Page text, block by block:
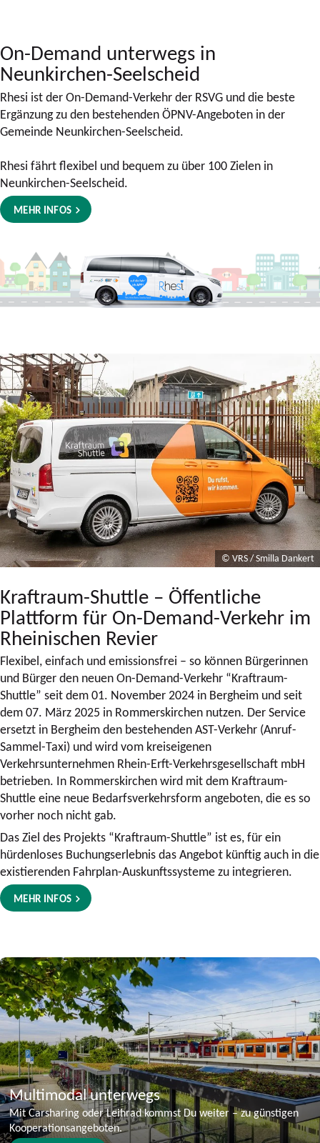
On-Demand unterwegs in
Neunkirchen-Seelscheid
Rhesi ist der On-Demand-Verkehr der RSVG und die beste
Ergänzung zu den bestehenden ÖPNV-Angeboten in der
Gemeinde Neunkirchen-Seelscheid.
Rhesi fährt flexibel und bequem zu über 100 Zielen in
Neunkirchen-Seelscheid.
MEHR INFOS
© VRS / Smilla Dankert
Kraftraum-Shuttle – Öffentliche
Plattform für On-Demand-Verkehr im
Rheinischen Revier
Flexibel, einfach und emissionsfrei – so können Bürgerinnen
und Bürger den neuen On-Demand-Verkehr “Kraftraum-
Shuttle” seit dem 01. November 2024 in Bergheim und seit
dem 07. März 2025 in Rommerskirchen nutzen. Der Service
ersetzt in Bergheim den bestehenden AST-Verkehr (Anruf-
Sammel-Taxi) und wird vom kreiseigenen
Verkehrsunternehmen Rhein-Erft-Verkehrsgesellschaft mbH
betrieben. In Rommerskirchen wird mit dem Kraftraum-
Shuttle eine neue Bedarfsverkehrsform angeboten, die es so
vorher noch nicht gab.
Das Ziel des Projekts “Kraftraum-Shuttle” ist es, für ein
hürdenloses Buchungserlebnis das Angebot künftig auch in die
existierenden Fahrplan-Auskunftssysteme zu integrieren.
MEHR INFOS
Multimodal unterwegs
Mit Carsharing oder Leihrad kommst Du weiter – zu günstigen
Kooperationsangeboten.